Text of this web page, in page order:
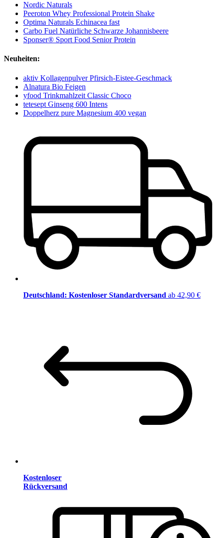
Nordic Naturals
Peeroton Whey Professional Protein Shake
Optima Naturals Echinacea fast
Carbo Fuel Natürliche Schwarze Johannisbeere
Sponser® Sport Food Senior Protein
Neuheiten:
aktiv Kollagenpulver Pfirsich-Eistee-Geschmack
Alnatura Bio Feigen
yfood Trinkmahlzeit Classic Choco
tetesept Ginseng 600 Intens
Doppelherz pure Magnesium 400 vegan
Deutschland: Kostenloser Standardversand ab 42,90 €
Kostenloser
Rückversand